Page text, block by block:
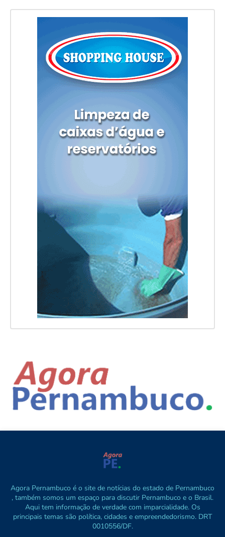
Agora Pernambuco é o site de notícias do estado de Pernambuco
, também somos um espaço para discutir Pernambuco e o Brasil.
Aqui tem informação de verdade com imparcialidade. Os
principais temas são política, cidades e empreendedorismo. DRT
0010556/DF.